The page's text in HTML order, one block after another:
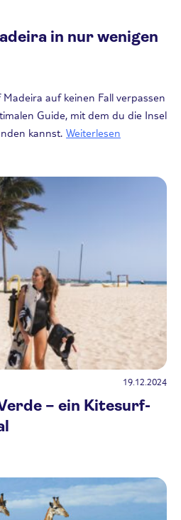
in nur wenigen
auf keinen Fall verpassen
Guide, mit dem du die Insel
kannst. Weiterlesen
19.12.2024
– ein Kitesurf-